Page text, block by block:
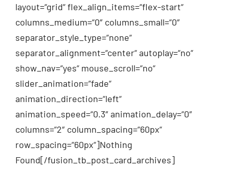
layout=“grid“ flex_align_items=“flex-start“
columns_medium=“0″ columns_small=“0″
separator_style_type=“none“
separator_alignment=“center“ autoplay=“no“
show_nav=“yes“ mouse_scroll=“no“
slider_animation=“fade“
animation_direction=“left“
animation_speed=“0.3″ animation_delay=“0″
columns=“2″ column_spacing=“60px“
row_spacing=“60px“]Nothing
Found[/fusion_tb_post_card_archives]